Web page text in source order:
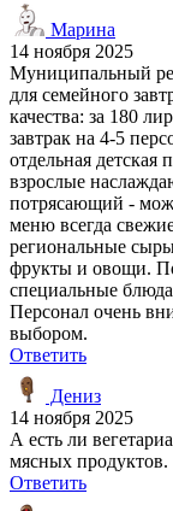
Марина
14 ноября 2025
Муниципальный
для семейного
качества: за 180
завтрак на 4-5
отдельная детская
взрослые
потрясающий -
меню всегда
региональные
фрукты и овощи.
специальные
Персонал очень
выбором.
Ответить
Дениз
14 ноября 2025
А есть ли
мясных продуктов.
Ответить